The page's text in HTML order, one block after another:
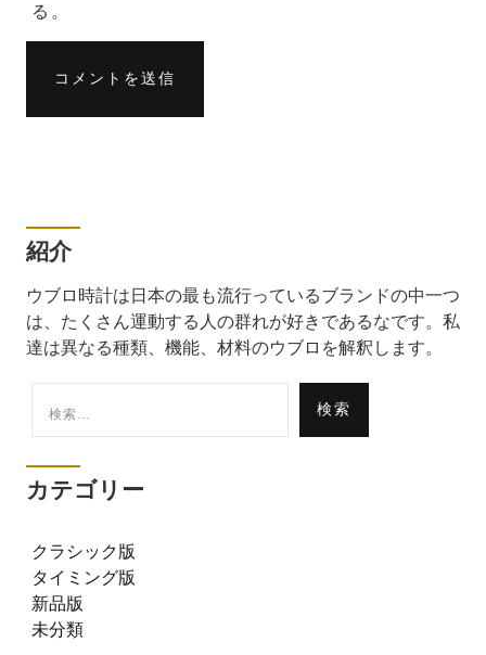
る。
紹介
ウブロ時計は日本の最も流行っているブランドの中一つ
は、たくさん運動する人の群れが好きであるなです。私
達は異なる種類、機能、材料のウブロを解釈します。
索:
カテゴリー
クラシック版
タイミング版
新品版
未分類